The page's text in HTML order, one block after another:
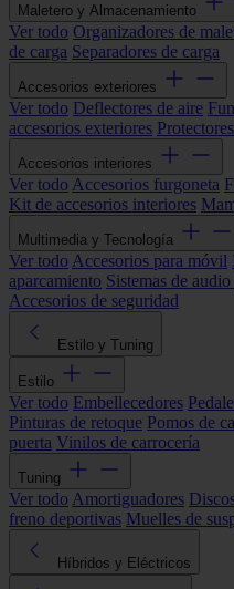
Maletero y Almacenamiento
Ver todo Organizadores de
de carga Separadores de carga
Accesorios exteriores
Ver todo Deflectores de aire
accesorios exteriores
Accesorios interiores
Ver todo Accesorios furgoneta
Kit de accesorios interiores
Multimedia y Tecnología
Ver todo Accesorios para móvil
aparcamiento Sistemas de
Accesorios de seguridad
Estilo y Tuning
Estilo
Ver todo Embellecedores
Pinturas de retoque Pomos de
puerta Vinilos de carrocería
Tuning
Ver todo Amortiguadores
freno deportivas Muelles de
Híbridos y Eléctricos